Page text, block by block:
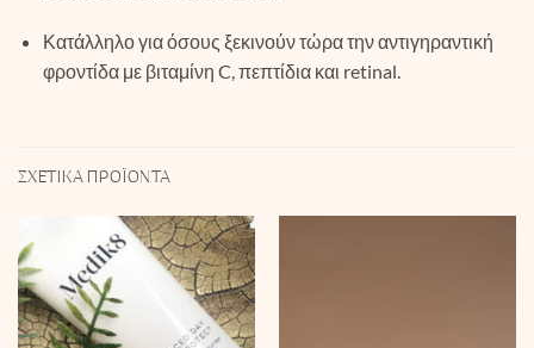
Κατάλληλο για όσους ξεκινούν τώρα την αντιγηραντική
φροντίδα με βιταμίνη C, πεπτίδια και retinal.
ΣΧΕΤΙΚΆ ΠΡΟΪΌΝΤΑ